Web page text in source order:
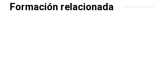
Formación relacionada